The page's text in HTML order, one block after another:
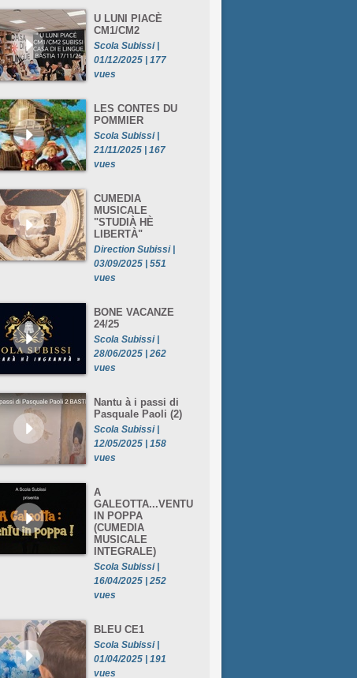
U LUNI PIACÈ
CM1/CM2
Scola Subissi |
01/12/2025 | 177
vues
LES CONTES DU
POMMIER
Scola Subissi |
21/11/2025 | 167
vues
CUMEDIA
MUSICALE
"STUDIÀ HÈ
LIBERTÀ"
Direction Subissi |
03/09/2025 | 551
vues
BONE VACANZE
24/25
Scola Subissi |
28/06/2025 | 262
vues
Nantu à i passi di
Pasquale Paoli (2)
Scola Subissi |
12/05/2025 | 158
vues
A
GALEOTTA...VENTU
IN POPPA
(CUMEDIA
MUSICALE
INTEGRALE)
Scola Subissi |
16/04/2025 | 252
vues
BLEU CE1
Scola Subissi |
01/04/2025 | 191
vues